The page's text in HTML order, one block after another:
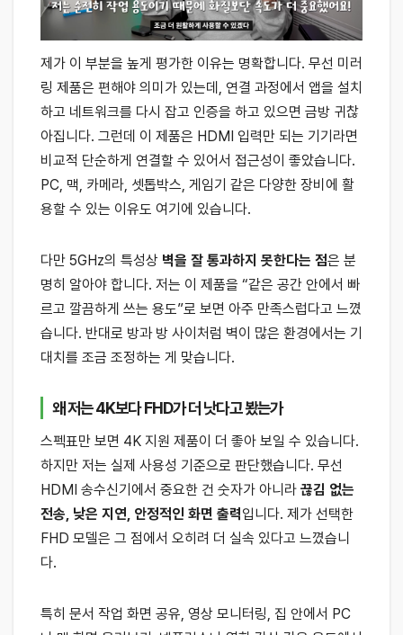
제가 이 부분을 높게 평가한 이유는 명확합니다. 무선 미러
링 제품은 편해야 의미가 있는데, 연결 과정에서 앱을 설치
하고 네트워크를 다시 잡고 인증을 하고 있으면 금방 귀찮
아집니다. 그런데 이 제품은 HDMI 입력만 되는 기기라면
비교적 단순하게 연결할 수 있어서 접근성이 좋았습니다.
PC, 맥, 카메라, 셋톱박스, 게임기 같은 다양한 장비에 활
용할 수 있는 이유도 여기에 있습니다.
다만 5GHz의 특성상 벽을 잘 통과하지 못한다는 점은 분
명히 알아야 합니다. 저는 이 제품을 “같은 공간 안에서 빠
르고 깔끔하게 쓰는 용도”로 보면 아주 만족스럽다고 느꼈
습니다. 반대로 방과 방 사이처럼 벽이 많은 환경에서는 기
대치를 조금 조정하는 게 맞습니다.
왜 저는 4K보다 FHD가 더 낫다고 봤는가
스펙표만 보면 4K 지원 제품이 더 좋아 보일 수 있습니다.
하지만 저는 실제 사용성 기준으로 판단했습니다. 무선
HDMI 송수신기에서 중요한 건 숫자가 아니라 끊김 없는
전송, 낮은 지연, 안정적인 화면 출력입니다. 제가 선택한
FHD 모델은 그 점에서 오히려 더 실속 있다고 느꼈습니
다.
특히 문서 작업 화면 공유, 영상 모니터링, 집 안에서 PC